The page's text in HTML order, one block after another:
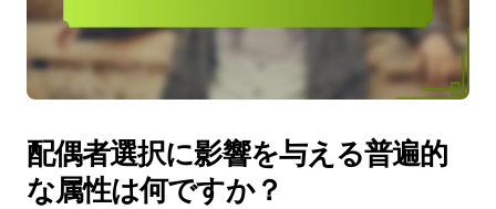
配偶者選択に影響を与える普遍的
な属性は何ですか？